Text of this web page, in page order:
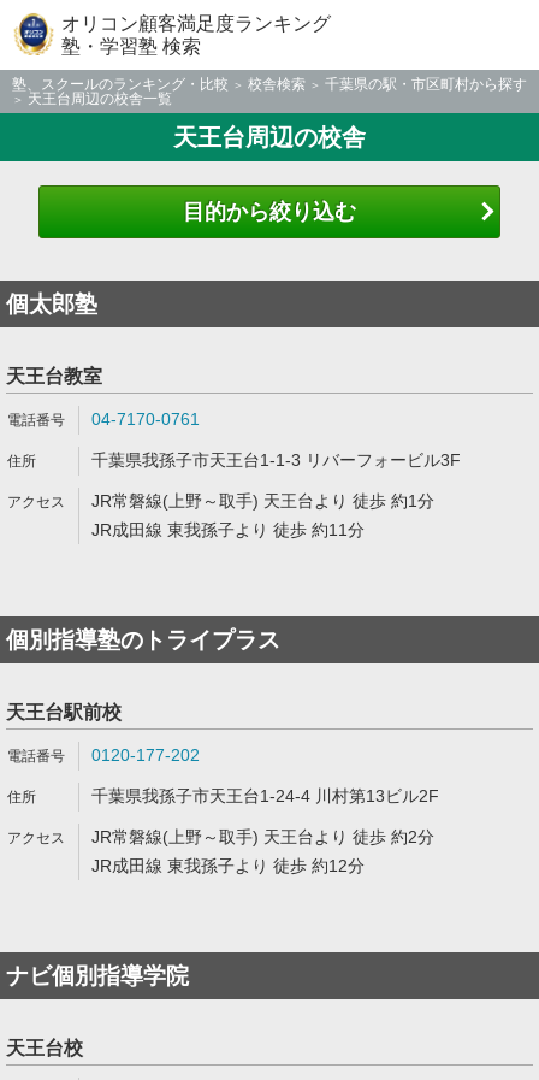
オリコン顧客満足度ランキング
塾・学習塾 検索
塾、スクールのランキング・比較 校舎検索
千葉県の駅・市区町村から探す
天王台周辺の校舎一覧
天王台周辺の校舎
目的から絞り込む
個太郎塾
天王台教室
04-7170-0761
千葉県我孫子市天王台1-1-3 リバーフォービル3F
JR常磐線(上野～取手) 天王台より 徒歩 約1分
JR成田線 東我孫子より 徒歩 約11分
個別指導塾のトライプラス
天王台駅前校
0120-177-202
千葉県我孫子市天王台1-24-4 川村第13ビル2F
JR常磐線(上野～取手) 天王台より 徒歩 約2分
JR成田線 東我孫子より 徒歩 約12分
ナビ個別指導学院
天王台校